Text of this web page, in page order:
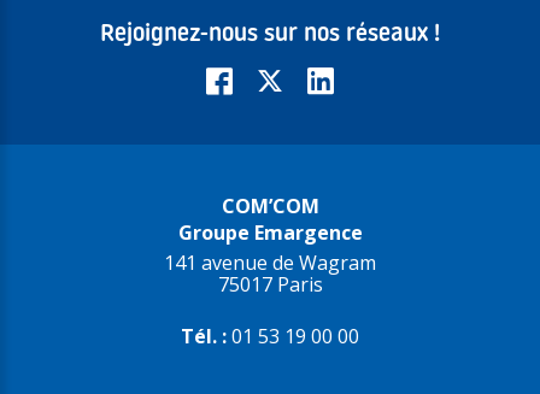
Rejoignez-nous sur nos réseaux !
COM’COM
Groupe Emargence
141 avenue de Wagram
75017 Paris
Tél. :01 53 19 00 00